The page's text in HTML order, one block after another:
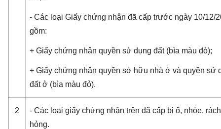
- Các loại Giấy chứng nhận đã cấp trước ngày 10/12/
gồm:
+ Giấy chứng nhận quyền sử dụng đất (bìa màu đỏ);
+ Giấy chứng nhận quyền sở hữu nhà ở và quyền sử
đất ở (bìa màu đỏ).
2 -Các loại giấy chứng nhận trên đã cấp bị ố, nhòe,
hỏng.